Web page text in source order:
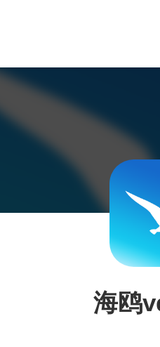
海鸥